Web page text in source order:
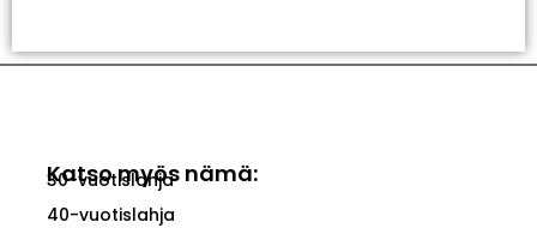
Katso myös nämä:
30-vuotislahja
40-vuotislahja